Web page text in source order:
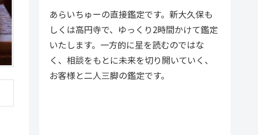
す。
あらいちゅーの直接鑑定です。新大久保も
しくは高円寺で、ゆっくり2時間かけて鑑定
いたします。一方的に星を読むのではな
く、相談をもとに未来を切り開いていく、
お客様と二人三脚の鑑定です。